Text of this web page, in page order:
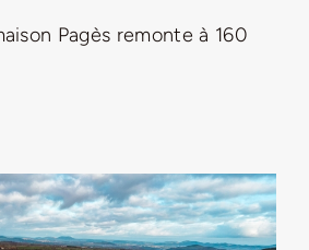
Pagès remonte à 160